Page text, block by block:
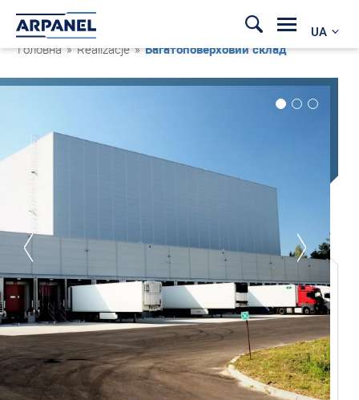
UA
Головна » Realizacje »Багатоповерховий склад